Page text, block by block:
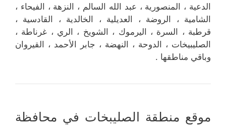
الدعية ، المنصورية ، عبد الله السالم ، النزهة ، الفيحاء ،
الشامية ، الروضة ، العديلية ، الخالدية ، القادسية ،
قرطبة ، السرة ، اليرموك ، الشويخ ، الري ، غرناطة ،
الصليبيخات ، الدوحة ، النهضة ، جابر الأحمد ، القيروان
وباقي مناطقها .
موقع منطقة الصليبخات في محافظة